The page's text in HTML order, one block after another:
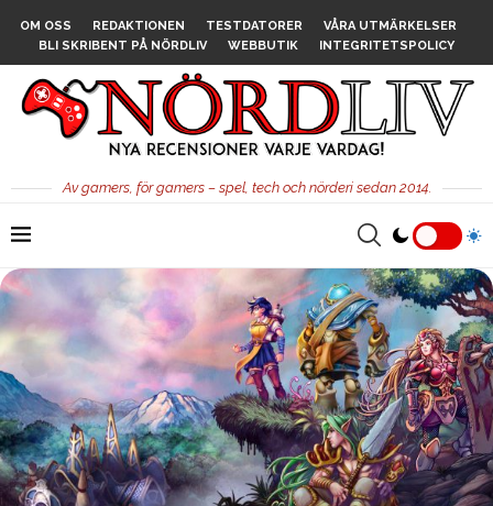
OM OSS REDAKTIONEN TESTDATORER
VÅRA UTMÄRKELSER
BLI SKRIBENT PÅ NÖRDLIV
WEBBUTIK INTEGRITETSPOLICY
Av gamers, för gamers – spel, tech och nörderi sedan 2014.